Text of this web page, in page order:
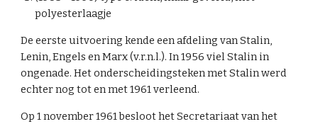
polyesterlaagje
De eerste uitvoering kende een afdeling van Stalin,
Lenin, Engels en Marx (v.r.n.l.). In 1956 viel Stalin in
ongenade. Het onderscheidingsteken met Stalin werd
echter nog tot en met 1961 verleend.
Op 1 november 1961 besloot het Secretariaat van het